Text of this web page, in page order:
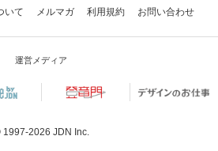
いて メルマガ 利用規約 お問い合わせ
運営メディア
1997-2026 JDN Inc.